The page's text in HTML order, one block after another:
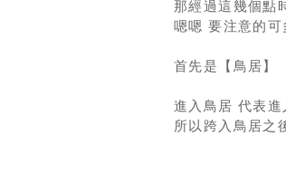
那經過這幾個點
嗯嗯 要注意的
首先是【鳥居】
進入鳥居 代表進
所以跨入鳥居之